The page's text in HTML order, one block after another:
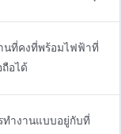
นที่คงที่พร้อมไฟฟ้าที่
ถือได้
ทํางานแบบอยู่กับที่